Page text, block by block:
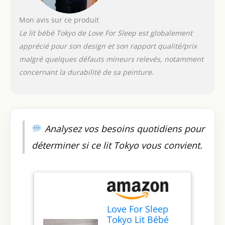
parfaitement dans
toute chambre
d'enfant.
[NATURE
ET SÉCURITÉ] - lit
évolutif fabriqué en
surface revêtue de
peintures non
toxiques est non
votre enfant, mais
répond également
aux normes de
sécurité européennes
et britanniques
Mon avis sur ce produit
Le lit bébé Tokyo de Love For Sleep est globalement
apprécié pour son design et son rapport qualité/prix
malgré quelques défauts mineurs relevés, notamment
concernant la durabilité de sa peinture.
Analysez vos besoins quotidiens pour
déterminer si ce lit Tokyo vous convient.
Love For Sleep
Tokyo Lit Bébé